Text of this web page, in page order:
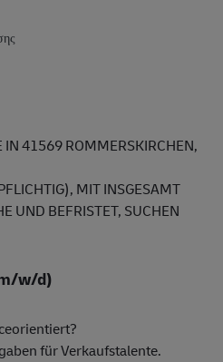
IN 41569 ROMMERSKIRCHEN,
MIT INSGESAMT
UND BEFRISTET, SUCHEN
w/d)
für Verkaufstalente.